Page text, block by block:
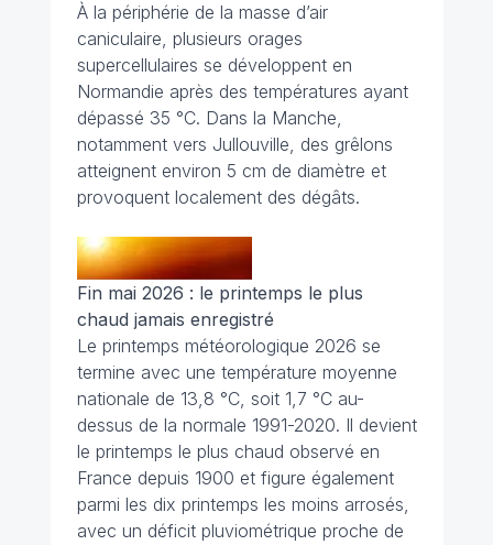
À la périphérie de la masse d’air
caniculaire, plusieurs orages
supercellulaires se développent en
Normandie après des températures ayant
dépassé 35 °C. Dans la Manche,
notamment vers Jullouville, des grêlons
atteignent environ 5 cm de diamètre et
provoquent localement des dégâts.
Fin mai 2026 : le printemps le plus
chaud jamais enregistré
Le printemps météorologique 2026 se
termine avec une température moyenne
nationale de 13,8 °C, soit 1,7 °C au-
dessus de la normale 1991-2020. Il devient
le printemps le plus chaud observé en
France depuis 1900 et figure également
parmi les dix printemps les moins arrosés,
avec un déficit pluviométrique proche de